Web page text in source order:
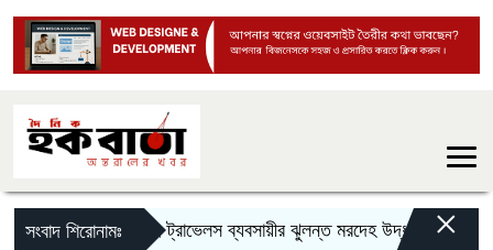
সংবাদ শিরোনামঃ
সুনামগঞ্জে ট্রাভেলস ব্যবসায়ীর ঝুলন্ত মরদেহ উদ্ধার: দীর্ঘ ৮
×